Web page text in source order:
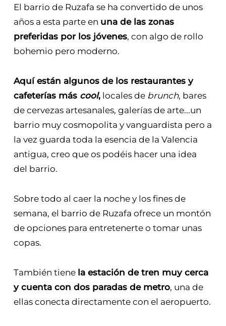
El barrio de Ruzafa se ha convertido de unos
años a esta parte en una de las zonas
preferidas por los jóvenes, con algo de rollo
bohemio pero moderno.
Aquí están algunos de los restaurantes y
cafeterías más cool,locales de brunch, bares
de cervezas artesanales, galerías de arte...un
barrio muy cosmopolita y vanguardista pero a
la vez guarda toda la esencia de la Valencia
antigua, creo que os podéis hacer una idea
del barrio.
Sobre todo al caer la noche y los fines de
semana, el barrio de Ruzafa ofrece un montón
de opciones para entretenerte o tomar unas
copas.
También tiene la estación de tren muy cerca
y cuenta con dos paradas de metro, una de
ellas conecta directamente con el aeropuerto.